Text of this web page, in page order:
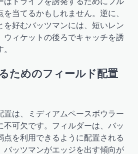
当てるかもしれません。逆に、
好むバッツマンには、短いレン
ウィケットの後ろでキャッチを誘
ためのフィールド配置
は、ミディアムペースボウラー
不可欠です。フィルダーは、バッ
点を利用できるように配置される
バッツマンがエッジを出す傾向が